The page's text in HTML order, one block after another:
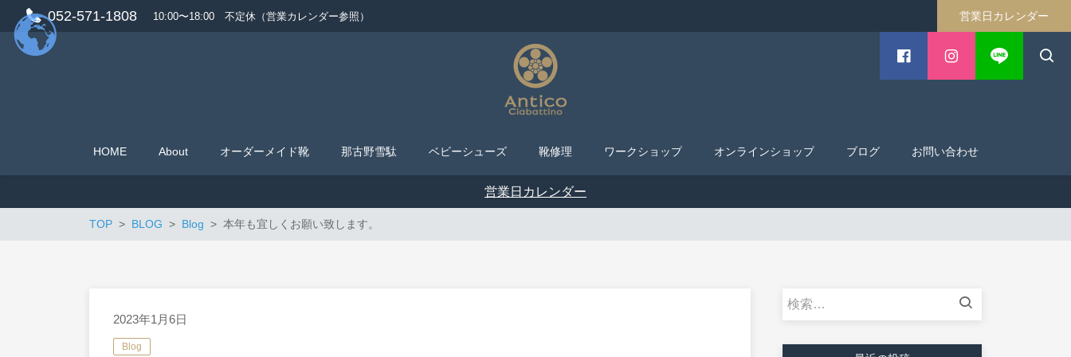
052-571-1808 10:00〜18:00 不定休（営業カレンダー参照） 営業日カレンダー
HOME About オーダーメイド靴 那古野雪駄 ベビーシューズ 靴修理 ワークショップ オンラインショップ ブログ お問い合わせ
営業日カレンダー
TOP BLOG Blog 本年も宜しくお願い致します。
2023年1月6日
Blog
検